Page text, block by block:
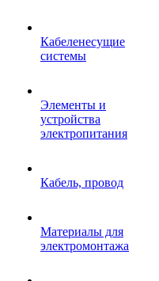
Кабеленесущие
системы
Элементы и
устройства
электропитания
Кабель, провод
Материалы для
электромонтажа